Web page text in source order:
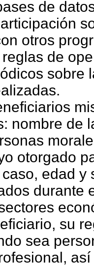
de
otros
de
sobre
nombre de
otorgado
edad
durante
su
sea